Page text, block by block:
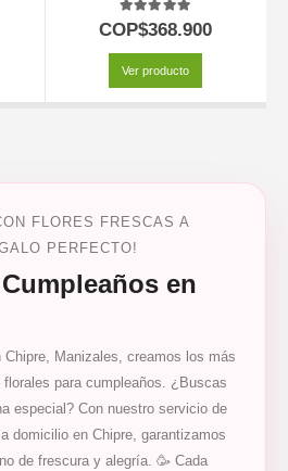
5.00out of 5
COP$368.900
Ver producto
FLORES FRESCAS A
PERFECTO!
en
Chipre, Manizales, creamos los más
para cumpleaños. ¿Buscas
especial? Con nuestro servicio de
domicilio en Chipre, garantizamos
de frescura y alegría. 🥳 Cada